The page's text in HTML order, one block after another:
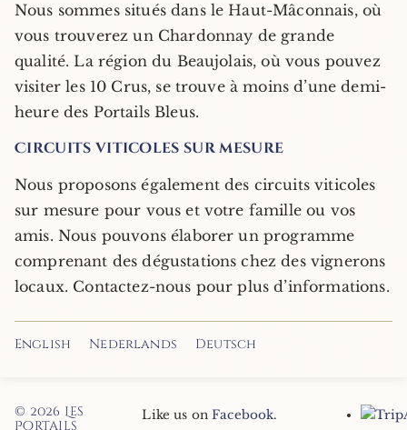
Nous sommes situés dans le Haut-Mâconnais, où
vous trouverez un Chardonnay de grande
qualité. La région du Beaujolais, où vous pouvez
visiter les 10 Crus, se trouve à moins d’une demi-
heure des Portails Bleus.
Circuits viticoles sur mesure
Nous proposons également des circuits viticoles
sur mesure pour vous et votre famille ou vos
amis. Nous pouvons élaborer un programme
comprenant des dégustations chez des vignerons
locaux. Contactez-nous pour plus d’informations.
English Nederlands Deutsch
© 2026 Les
Portails
Like us onFacebook.